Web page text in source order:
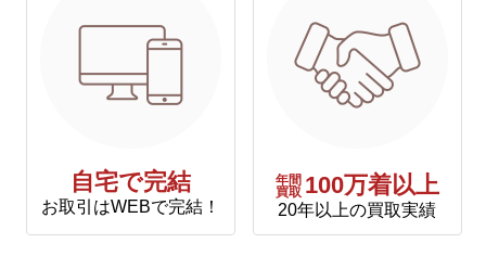
自宅で完結
お取引はWEBで完結！
年間
買取 100万着以上
20年以上の買取実績